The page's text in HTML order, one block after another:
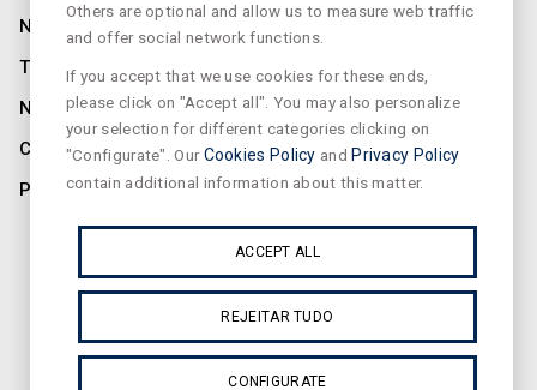
NORCLINIC
TEKLIT
NOTÍCIAS
CONTACTO
PRIVACIDADE
ASSINE A NOSSA NEWSLETTER
Others are optional and allow us to measure web traffic
and offer social network functions.
If you accept that we use cookies for these ends,
please click on "Accept all". You may also personalize
your selection for different categories clicking on
"Configurate". OurCookies Policy and Privacy Policy
contain additional information about this matter.
ACCEPT ALL
REJEITAR TUDO
CONFIGURATE